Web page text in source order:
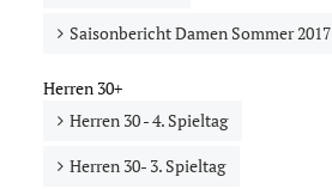
Saisonbericht Damen Sommer 2017
Herren 30+
Herren 30 - 4. Spieltag
Herren 30- 3. Spieltag